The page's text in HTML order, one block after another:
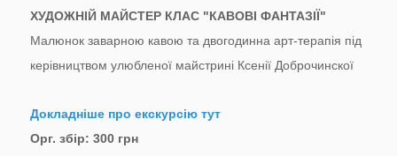
ХУДОЖНІЙ МАЙСТЕР КЛАС "КАВОВІ ФАНТАЗІЇ"
Малюнок заварною кавою та двогодинна арт-терапія під
керівництвом улюбленої майстрині Ксенії Доброчинскої
Докладніше про екскурсію тут
Орг. збір: 300 грн